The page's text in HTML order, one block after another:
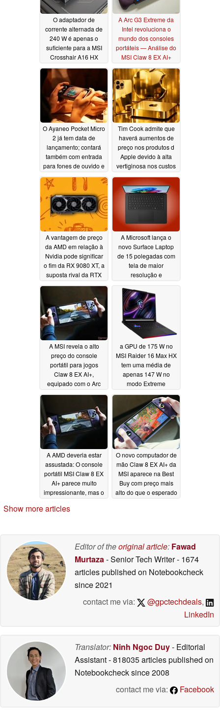
O adaptador de
corrente alternada de
240 W é apenas o
suficiente para a MSI
Crosshair A16 HX
07/04/2026
A Arc G3 Extreme da
Intel revoluciona o
mundo dos consoles
portáteis — Análise do
MSI Claw 8 EX AI+
06/24/2026
O Ayaneo Pocket Micro
2 já tem data de
lançamento; contará
também com entrada
para fones de ouvido e
saída de vídeo
06/20/2026
Tim Cook admite que
haverá aumentos de
preço nos produtos d
Apple devido à alta
vertiginosa nos custos
dos chips de memória
06/18/2026
A vantagem de preço
da AMD em relação à
Nvidia pode significar
o fim da RX 9080 XT, a
suposta rival da RTX
50 Super da “Equipe
A Microsoft lança o
novo Surface Laptop
de 15 polegadas com
tela de maior
resolução e
potentes06/17/2026
A MSI revela o alto
preço do console
portátil para jogos
Claw 8 EX AI+,
equipado com o Arc
G3 Extreme06/15/2026
a GPU de 175 W no
MSI Raider 16 Max HX
tem uma média de
apenas 147 W no
modo Extreme
Performance06/09/2026
A AMD deveria estar
assustada: O console
portátil MSI Claw 8 EX
AI+ parece muito
impressionante, mas o
diversão
O novo computador de
mão Claw 8 EX AI+ da
MSI aparece na Best
Buy com preço mais
alto do que o esperado
Show more articles
Editor of theoriginal article: Fawad
Murtaza- Senior Tech Writer- 1674
articles published on Notebookcheck
since 2021
contact me via:
@gpctechdeals,
LinkedIn
Translator: Ninh Ngoc Duy- Editorial
Assistant- 818035 articles published on
Notebookchecksince 2008
contact me via:
Facebook